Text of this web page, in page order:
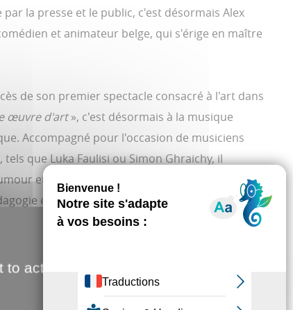
la presse et le public, c'est désormais Alex
et animateur belge, qui s'érige en maître
de son premier spectacle consacré à l'art dans
œuvre d'art», c'est désormais à la musique
Accompagné pour l'occasion de musiciens
que Luka Faulisi ou Simon Ghraichy, il
et bienveillance les plus grandes œuvres
et vérités historiques.
nul doute que même si vous n'aimez pas le
et unique pour le public qui assistera à un
plus encore… à la rencontre exceptionnelle de la
activate